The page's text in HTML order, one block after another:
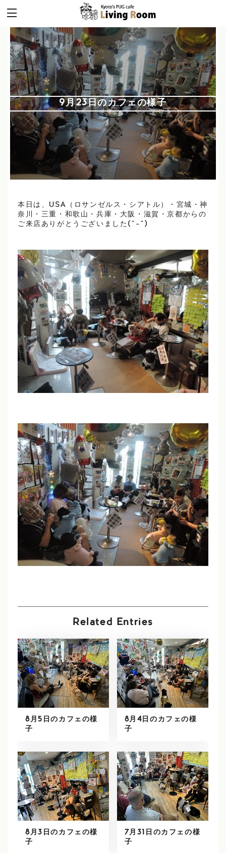
9月23日のカフェの様子
本日は、USA（ロサンゼルス・シアトル）・宮城・神
奈川・三重・和歌山・兵庫・大阪・滋賀・京都からの
ご来店ありがとうございました(^-^)
Related Entries
8月5日のカフェの様
子
8月4日のカフェの様
子
8月3日のカフェの様
子
7月31日のカフェの様
子